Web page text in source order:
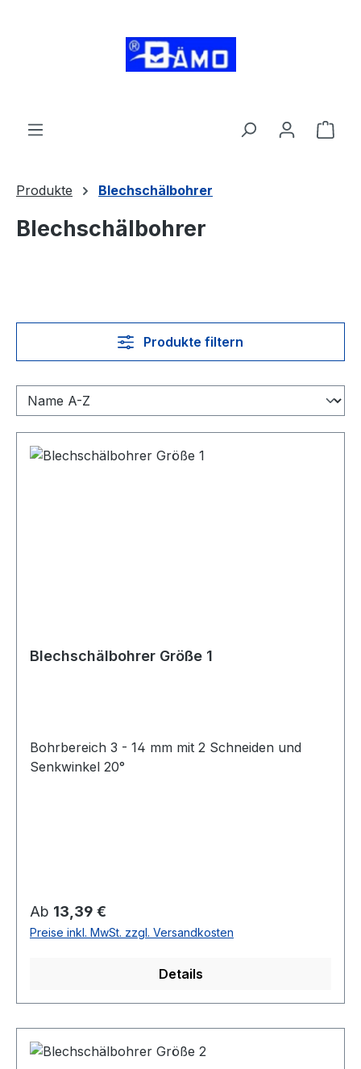
Produkte Blechschälbohrer
Blechschälbohrer
Produkte filtern
Blechschälbohrer Größe 1
Bohrbereich 3 - 14 mm mit 2 Schneiden und
Senkwinkel 20°
Regulärer Preis:
Ab 13,39 €
Preise inkl. MwSt. zzgl. Versandkosten
Details